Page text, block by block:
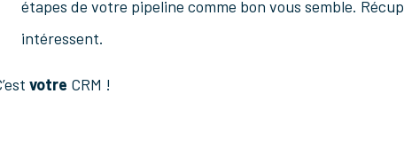
étapes de votre pipeline comme bon vous semble.
intéressent.
votre CRM !